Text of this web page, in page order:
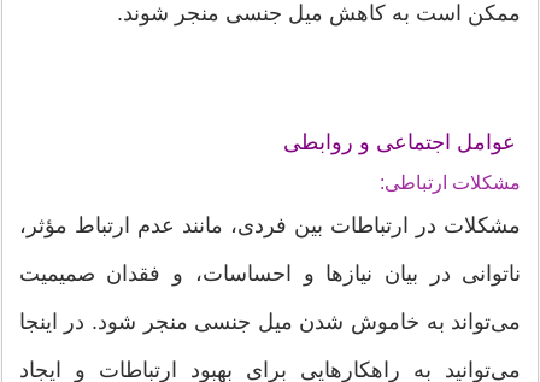
ممکن است به کاهش میل جنسی منجر شوند.
عوامل اجتماعی و روابطی
مشکلات ارتباطی:
مشکلات در ارتباطات بین فردی، مانند عدم ارتباط مؤثر،
ناتوانی در بیان نیازها و احساسات، و فقدان صمیمیت
می‌تواند به خاموش شدن میل جنسی منجر شود. در اینجا
می‌توانید به راهکارهایی برای بهبود ارتباطات و ایجاد